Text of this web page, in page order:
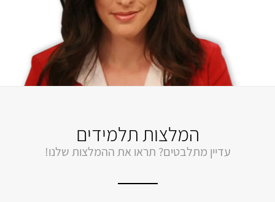
המלצות תלמידים
עדיין מתלבטים? תראו את ההמלצות שלנו!